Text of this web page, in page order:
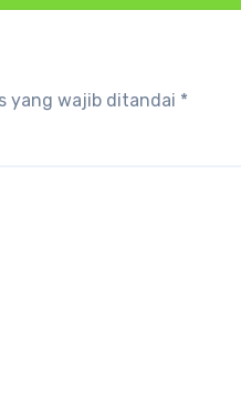
yang wajib ditandai *